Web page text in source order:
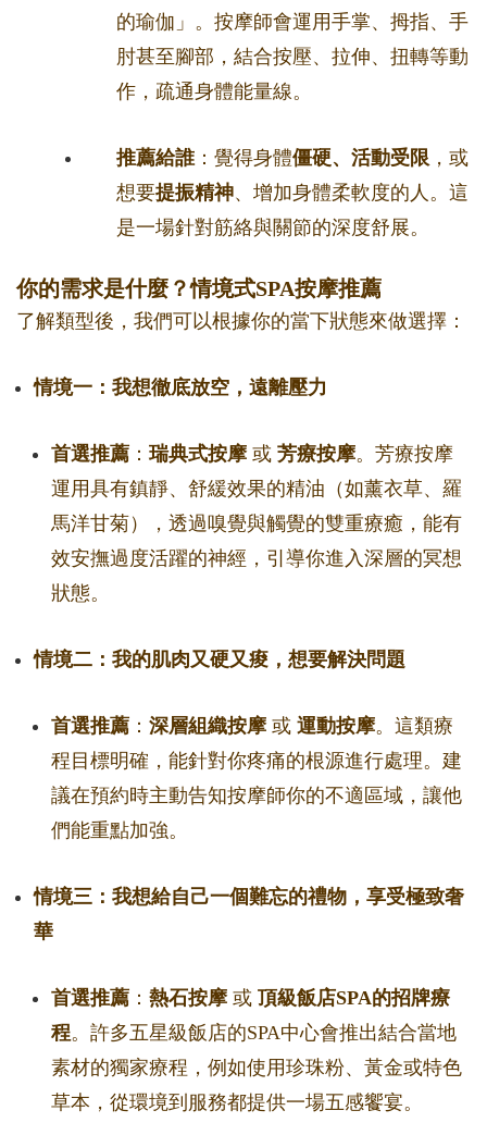
的瑜伽」。按摩師會運用手掌、拇指、手
肘甚至腳部，結合按壓、拉伸、扭轉等動
作，疏通身體能量線。
推薦給誰：覺得身體僵硬、活動受限 ，或
想要提振精神、增加身體柔軟度的人。這
是一場針對筋絡與關節的深度舒展。
你的需求是什麼？情境式SPA按摩推薦
了解類型後，我們可以根據你的當下狀態來做選擇：
情境一：我想徹底放空，遠離壓力
首選推薦 ： 瑞典式按摩或 芳療按摩。芳療按摩
運用具有鎮靜、舒緩效果的精油（如薰衣草、羅
馬洋甘菊），透過嗅覺與觸覺的雙重療癒，能有
效安撫過度活躍的神經，引導你進入深層的冥想
狀態。
情境二：我的肌肉又硬又痠，想要解決問題
首選推薦 ： 深層組織按摩或 運動按摩。這類療
程目標明確，能針對你疼痛的根源進行處理。建
議在預約時主動告知按摩師你的不適區域，讓他
們能重點加強。
情境三：我想給自己一個難忘的禮物，享受極致奢
華
首選推薦 ： 熱石按摩或 頂級飯店SPA的招牌療
程。許多五星級飯店的SPA中心會推出結合當地
素材的獨家療程，例如使用珍珠粉、黃金或特色
草本，從環境到服務都提供一場五感饗宴。